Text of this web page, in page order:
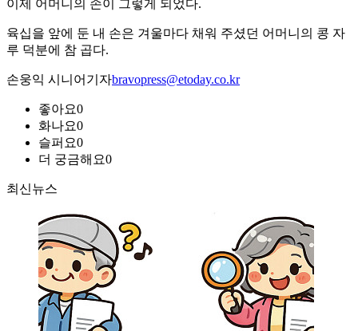
이제 어머니의 손이 그렇게 되었다.
육십을 앞에 둔 내 손은 겨울마다 채워 주셨던 어머니의 콩 자
루 덕분에 참 곱다.
손웅익 시니어기자bravopress@etoday.co.kr
좋아요0
화나요0
슬퍼요0
더 궁금해요0
최신뉴스